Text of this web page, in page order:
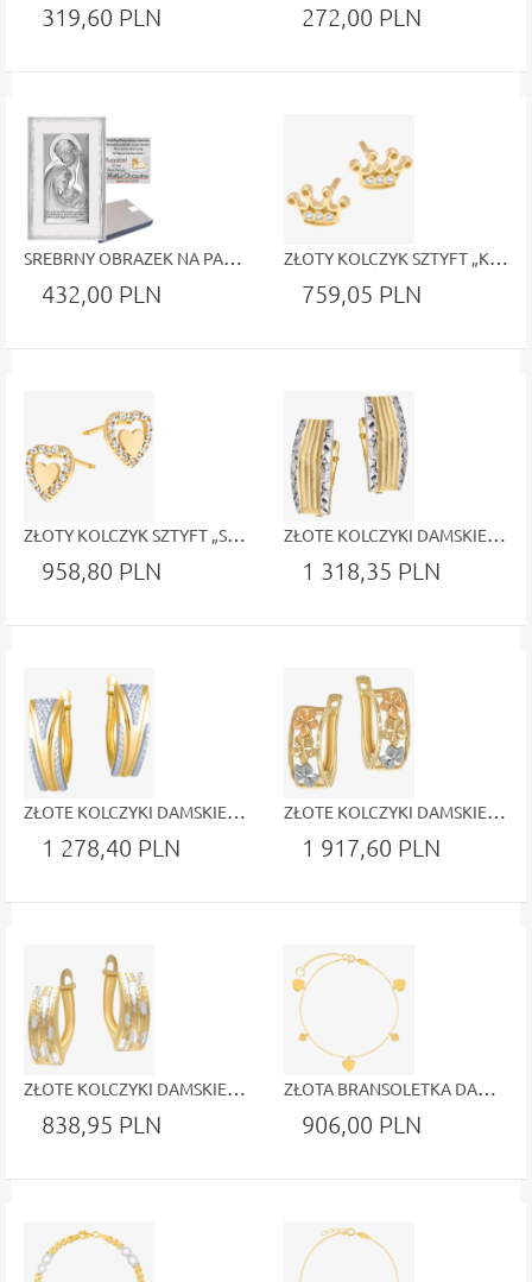
319,60 PLN 272,00 PLN
SREBRNY OBRAZEK NA PANELU ŚWIĘTA RODZINA CZUWAJĄCA NAD DZIECIĄTKIEM
432,00 PLN
ZŁOTY KOLCZYK SZTYFT „KORONA BLASKU” – KRÓLOWA STYLU
759,05 PLN
ZŁOTY KOLCZYK SZTYFT „SERCE BLASKU” – ROMANTYZM W NAJPIĘKNIEJSZEJ FORMIE
958,80 PLN
ZŁOTE KOLCZYKI DAMSKIE Z DIAMENTOWYM WZOREM – ELEGANCKA BIŻUTERIA DLA KOBIET
1 318,35 PLN
ZŁOTE KOLCZYKI DAMSKIE Z DIAMENTOWYM GRAWEREM – ELEGANCJA I STYL
1 278,40 PLN
ZŁOTE KOLCZYKI DAMSKIE Z KWIATOWYM WZOREM – TRÓJKOLOROWA ELEGANCJA
1 917,60 PLN
ZŁOTE KOLCZYKI DAMSKIE Z MŁOTKOWANYM WYKOŃCZENIEM – SUBTELNY BLASK I WYJĄTKOWY DESIGN
838,95 PLN
ZŁOTA BRANSOLETKA DAMSKA Z ZAWIESZKAMI W KSZTAŁCIE SERC
906,00 PLN